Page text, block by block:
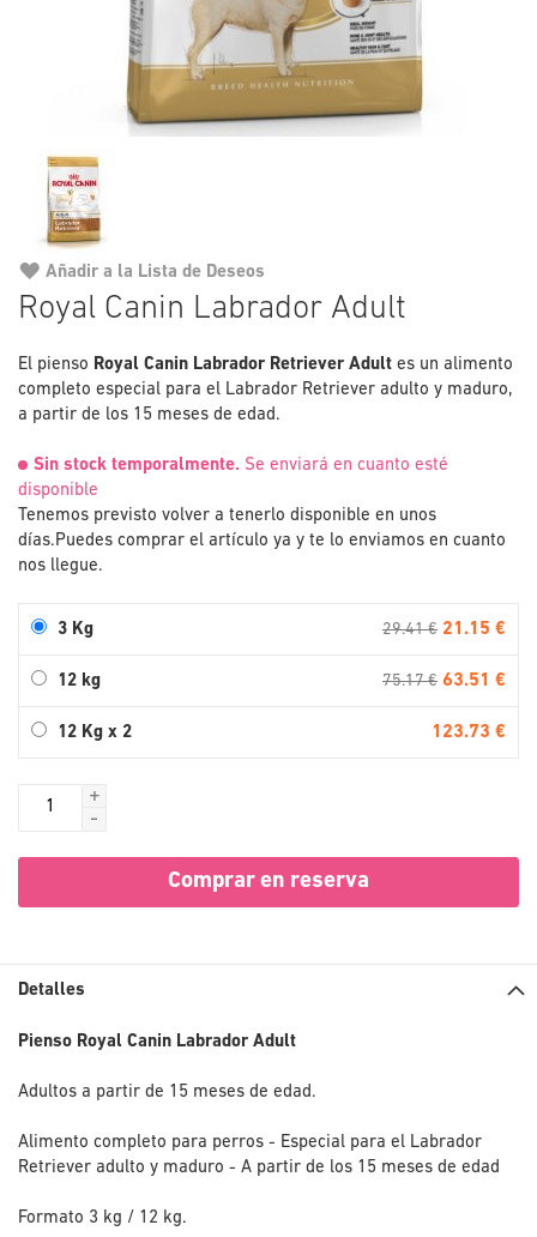
Royal Canin Labrador Adult
El pienso Royal Canin Labrador Retriever Adult es un alimento
completo especial para el Labrador Retriever adulto y maduro,
a partir de los 15 meses de edad.
Sin stock temporalmente. Se enviará en cuanto esté
disponible
Tenemos previsto volver a tenerlo disponible en unos
días.Puedes comprar el artículo ya y te lo enviamos en cuanto
nos llegue.
3 Kg 29.41 € 21.15 €
12 kg 75.17 € 63.51 €
12 Kg x 2 123.73 €
+
-
Comprar en reserva
Añadir a la Lista de Deseos
al
de
la
galería
imágenes
Detalles
Pienso Royal Canin Labrador Adult
Adultos a partir de 15 meses de edad.
Alimento completo para perros - Especial para el Labrador
Retriever adulto y maduro - A partir de los 15 meses de edad
Formato 3 kg / 12 kg.